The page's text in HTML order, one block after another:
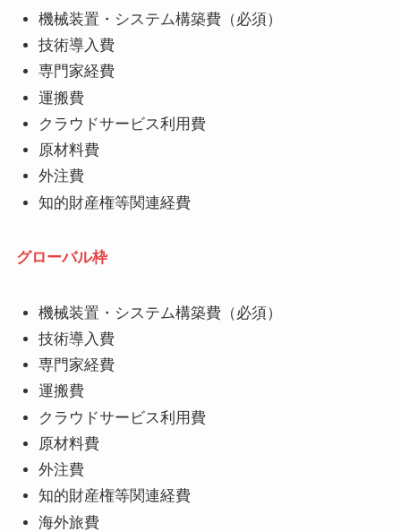
機械装置・システム構築費（必須）
技術導入費
専門家経費
運搬費
クラウドサービス利用費
原材料費
外注費
知的財産権等関連経費
グローバル枠
機械装置・システム構築費（必須）
技術導入費
専門家経費
運搬費
クラウドサービス利用費
原材料費
外注費
知的財産権等関連経費
海外旅費